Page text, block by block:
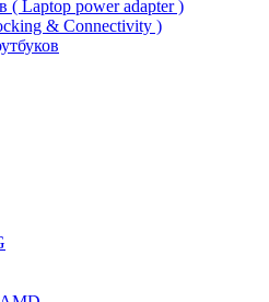
( Laptop power adapter )
& Connectivity )